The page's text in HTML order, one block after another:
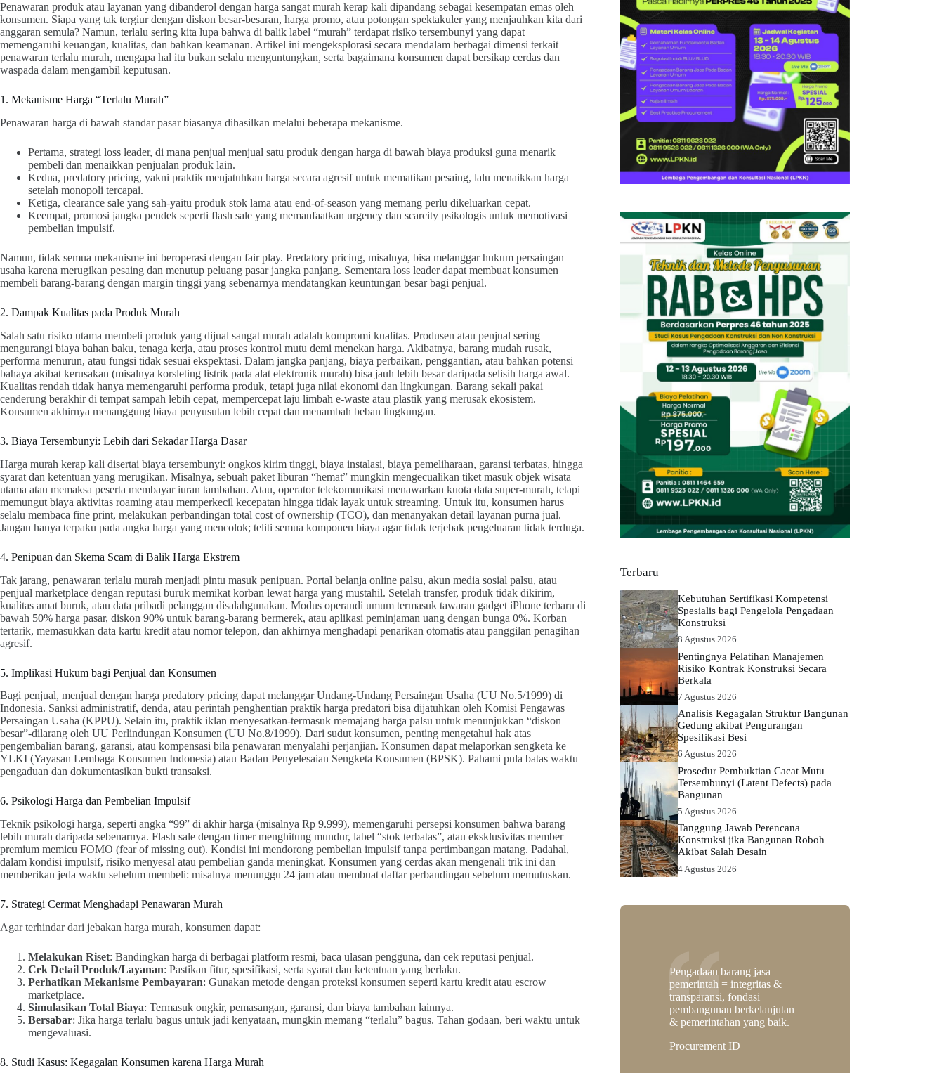
Penawaran produk atau layanan yang dibanderol dengan harga sangat murah kerap kali dipandang sebagai kesempatan emas oleh
konsumen. Siapa yang tak tergiur dengan diskon besar-besaran, harga promo, atau potongan spektakuler yang menjauhkan kita dari
anggaran semula? Namun, terlalu sering kita lupa bahwa di balik label “murah” terdapat risiko tersembunyi yang dapat
memengaruhi keuangan, kualitas, dan bahkan keamanan. Artikel ini mengeksplorasi secara mendalam berbagai dimensi terkait
penawaran terlalu murah, mengapa hal itu bukan selalu menguntungkan, serta bagaimana konsumen dapat bersikap cerdas dan
waspada dalam mengambil keputusan.
1. Mekanisme Harga “Terlalu Murah”
Penawaran harga di bawah standar pasar biasanya dihasilkan melalui beberapa mekanisme.
Pertama, strategi loss leader, di mana penjual menjual satu produk dengan harga di bawah biaya produksi guna menarik
pembeli dan menaikkan penjualan produk lain.
Kedua, predatory pricing, yakni praktik menjatuhkan harga secara agresif untuk mematikan pesaing, lalu menaikkan harga
setelah monopoli tercapai.
Ketiga, clearance sale yang sah-yaitu produk stok lama atau end-of-season yang memang perlu dikeluarkan cepat.
Keempat, promosi jangka pendek seperti flash sale yang memanfaatkan urgency dan scarcity psikologis untuk memotivasi
pembelian impulsif.
Namun, tidak semua mekanisme ini beroperasi dengan fair play. Predatory pricing, misalnya, bisa melanggar hukum persaingan
usaha karena merugikan pesaing dan menutup peluang pasar jangka panjang. Sementara loss leader dapat membuat konsumen
membeli barang-barang dengan margin tinggi yang sebenarnya mendatangkan keuntungan besar bagi penjual.
2. Dampak Kualitas pada Produk Murah
Salah satu risiko utama membeli produk yang dijual sangat murah adalah kompromi kualitas. Produsen atau penjual sering
mengurangi biaya bahan baku, tenaga kerja, atau proses kontrol mutu demi menekan harga. Akibatnya, barang mudah rusak,
performa menurun, atau fungsi tidak sesuai ekspektasi. Dalam jangka panjang, biaya perbaikan, penggantian, atau bahkan potensi
bahaya akibat kerusakan (misalnya korsleting listrik pada alat elektronik murah) bisa jauh lebih besar daripada selisih harga awal.
Kualitas rendah tidak hanya memengaruhi performa produk, tetapi juga nilai ekonomi dan lingkungan. Barang sekali pakai
cenderung berakhir di tempat sampah lebih cepat, mempercepat laju limbah e-waste atau plastik yang merusak ekosistem.
Konsumen akhirnya menanggung biaya penyusutan lebih cepat dan menambah beban lingkungan.
3. Biaya Tersembunyi: Lebih dari Sekadar Harga Dasar
Harga murah kerap kali disertai biaya tersembunyi: ongkos kirim tinggi, biaya instalasi, biaya pemeliharaan, garansi terbatas, hingga
syarat dan ketentuan yang merugikan. Misalnya, sebuah paket liburan “hemat” mungkin mengecualikan tiket masuk objek wisata
utama atau memaksa peserta membayar iuran tambahan. Atau, operator telekomunikasi menawarkan kuota data super-murah, tetapi
memungut biaya aktivitas roaming atau memperkecil kecepatan hingga tidak layak untuk streaming. Untuk itu, konsumen harus
selalu membaca fine print, melakukan perbandingan total cost of ownership (TCO), dan menanyakan detail layanan purna jual.
Jangan hanya terpaku pada angka harga yang mencolok; teliti semua komponen biaya agar tidak terjebak pengeluaran tidak terduga.
4. Penipuan dan Skema Scam di Balik Harga Ekstrem
Tak jarang, penawaran terlalu murah menjadi pintu masuk penipuan. Portal belanja online palsu, akun media sosial palsu, atau
penjual marketplace dengan reputasi buruk memikat korban lewat harga yang mustahil. Setelah transfer, produk tidak dikirim,
kualitas amat buruk, atau data pribadi pelanggan disalahgunakan. Modus operandi umum termasuk tawaran gadget iPhone terbaru di
bawah 50% harga pasar, diskon 90% untuk barang-barang bermerek, atau aplikasi peminjaman uang dengan bunga 0%. Korban
tertarik, memasukkan data kartu kredit atau nomor telepon, dan akhirnya menghadapi penarikan otomatis atau panggilan penagihan
agresif.
5. Implikasi Hukum bagi Penjual dan Konsumen
Bagi penjual, menjual dengan harga predatory pricing dapat melanggar Undang-Undang Persaingan Usaha (UU No.5/1999) di
Indonesia. Sanksi administratif, denda, atau perintah penghentian praktik harga predatori bisa dijatuhkan oleh Komisi Pengawas
Persaingan Usaha (KPPU). Selain itu, praktik iklan menyesatkan-termasuk memajang harga palsu untuk menunjukkan “diskon
besar”-dilarang oleh UU Perlindungan Konsumen (UU No.8/1999). Dari sudut konsumen, penting mengetahui hak atas
pengembalian barang, garansi, atau kompensasi bila penawaran menyalahi perjanjian. Konsumen dapat melaporkan sengketa ke
YLKI (Yayasan Lembaga Konsumen Indonesia) atau Badan Penyelesaian Sengketa Konsumen (BPSK). Pahami pula batas waktu
pengaduan dan dokumentasikan bukti transaksi.
6. Psikologi Harga dan Pembelian Impulsif
Teknik psikologi harga, seperti angka “99” di akhir harga (misalnya Rp 9.999), memengaruhi persepsi konsumen bahwa barang
lebih murah daripada sebenarnya. Flash sale dengan timer menghitung mundur, label “stok terbatas”, atau eksklusivitas member
premium memicu FOMO (fear of missing out). Kondisi ini mendorong pembelian impulsif tanpa pertimbangan matang. Padahal,
dalam kondisi impulsif, risiko menyesal atau pembelian ganda meningkat. Konsumen yang cerdas akan mengenali trik ini dan
memberikan jeda waktu sebelum membeli: misalnya menunggu 24 jam atau membuat daftar perbandingan sebelum memutuskan.
7. Strategi Cermat Menghadapi Penawaran Murah
Agar terhindar dari jebakan harga murah, konsumen dapat:
Melakukan Riset: Bandingkan harga di berbagai platform resmi, baca ulasan pengguna, dan cek reputasi penjual.
Cek Detail Produk/Layanan: Pastikan fitur, spesifikasi, serta syarat dan ketentuan yang berlaku.
Perhatikan Mekanisme Pembayaran: Gunakan metode dengan proteksi konsumen seperti kartu kredit atau escrow
marketplace.
Simulasikan Total Biaya: Termasuk ongkir, pemasangan, garansi, dan biaya tambahan lainnya.
Bersabar: Jika harga terlalu bagus untuk jadi kenyataan, mungkin memang “terlalu” bagus. Tahan godaan, beri waktu untuk
mengevaluasi.
8. Studi Kasus: Kegagalan Konsumen karena Harga Murah
Terbaru
Kebutuhan Sertifikasi Kompetensi
Spesialis bagi Pengelola Pengadaan
Konstruksi
8 Agustus 2026
Pentingnya Pelatihan Manajemen
Risiko Kontrak Konstruksi Secara
Berkala
7 Agustus 2026
Analisis Kegagalan Struktur Bangunan
Gedung akibat Pengurangan
Spesifikasi Besi
6 Agustus 2026
Prosedur Pembuktian Cacat Mutu
Tersembunyi (Latent Defects) pada
Bangunan
5 Agustus 2026
Tanggung Jawab Perencana
Konstruksi jika Bangunan Roboh
Akibat Salah Desain
4 Agustus 2026
Pengadaan barang jasa
pemerintah = integritas &
transparansi, fondasi
pembangunan berkelanjutan
& pemerintahan yang baik.
Procurement ID